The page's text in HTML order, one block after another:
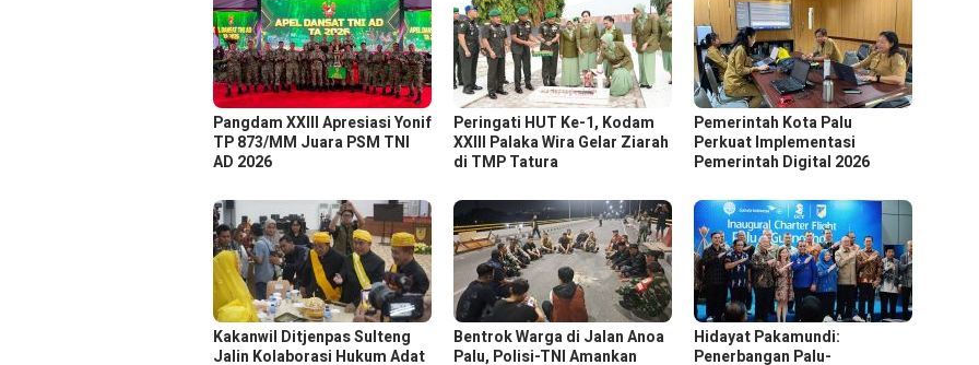
Pangdam XXIII Apresiasi Yonif
TP 873/MM Juara PSM TNI
AD 2026
Peringati HUT Ke-1, Kodam
XXIII Palaka Wira Gelar Ziarah
di TMP Tatura
Pemerintah Kota Palu
Perkuat Implementasi
Pemerintah Digital 2026
Kakanwil Ditjenpas Sulteng
Jalin Kolaborasi Hukum Adat
Bentrok Warga di Jalan Anoa
Palu, Polisi-TNI Amankan
Hidayat Pakamundi:
Penerbangan Palu-